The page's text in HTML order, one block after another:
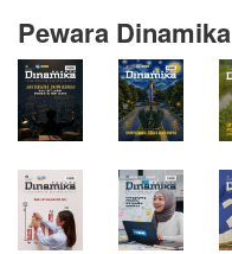
Pewara Dinamika